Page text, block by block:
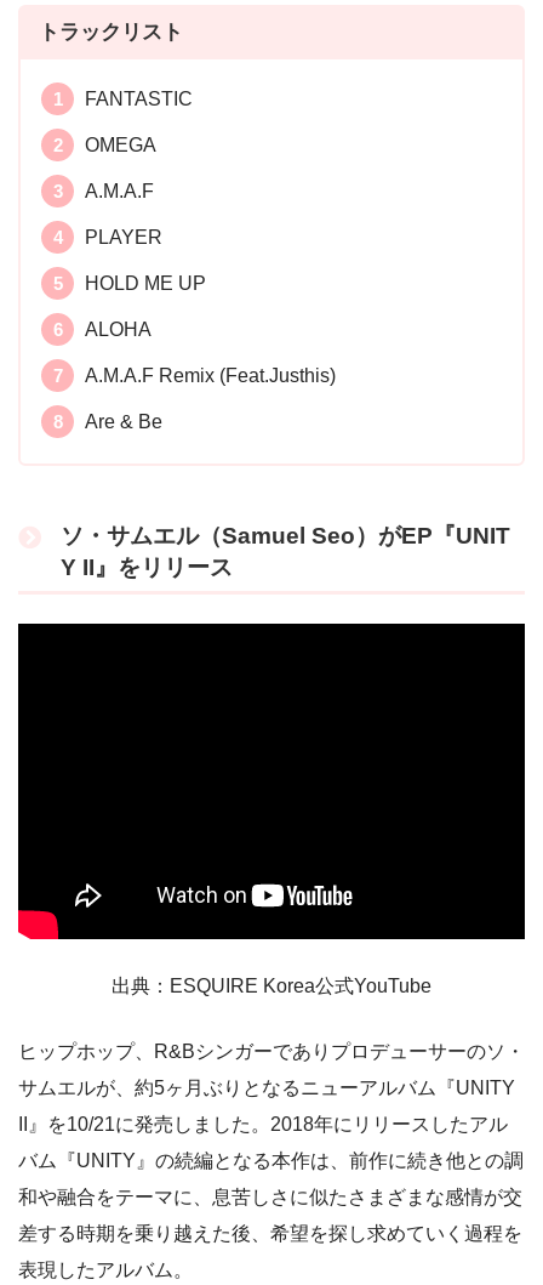
トラックリスト
FANTASTIC
OMEGA
A.M.A.F
PLAYER
HOLD ME UP
ALOHA
A.M.A.F Remix (Feat.Justhis)
Are & Be
ソ・サムエル（Samuel Seo）がEP『UNIT
Y II』をリリース
出典：ESQUIRE Korea公式YouTube
ヒップホップ、R&Bシンガーでありプロデューサーのソ・
サムエルが、約5ヶ月ぶりとなるニューアルバム『UNITY
II』を10/21に発売しました。2018年にリリースしたアル
バム『UNITY』の続編となる本作は、前作に続き他との調
和や融合をテーマに、息苦しさに似たさまざまな感情が交
差する時期を乗り越えた後、希望を探し求めていく過程を
表現したアルバム。